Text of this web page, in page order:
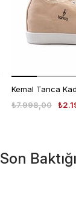
₺7.998,00
Son